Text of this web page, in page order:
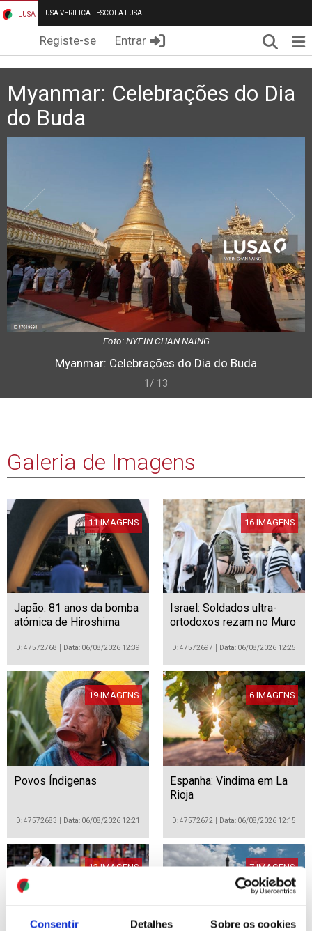
Consentir Detalhes Sobre os cookies
LUSA LUSA VERIFICA ESCOLA LUSA
Registe-se Entrar
Myanmar: Celebrações do Dia
do Buda
Foto: NYEIN CHAN NAING
Myanmar: Celebrações do Dia do Buda
1/ 13
Galeria de Imagens
11 IMAGENS
Japão: 81 anos da bomba
atómica de Hiroshima
ID: 47572768 Data: 06/08/2026 12:39
16 IMAGENS
Israel: Soldados ultra-
ortodoxos rezam no Muro
ID: 47572697 Data: 06/08/2026 12:25
19 IMAGENS
Povos Índigenas
ID: 47572683 Data: 06/08/2026 12:21
6 IMAGENS
Espanha: Vindima em La
Rioja
ID: 47572672 Data: 06/08/2026 12:15
12 IMAGENS 7 IMAGENS